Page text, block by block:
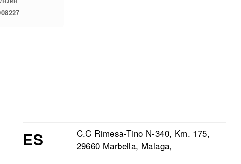
ES
C.C Rimesa-Tino N-340, Km. 175,
29660 Marbella, Malaga,